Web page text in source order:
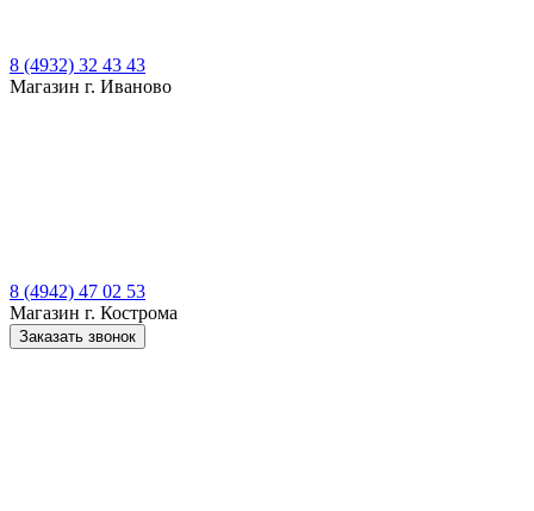
8 (4932) 32 43 43
Магазин г. Иваново
8 (4942) 47 02 53
Магазин г. Кострома
Заказать звонок